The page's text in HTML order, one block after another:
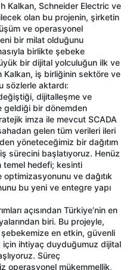
Kalkan, Schneider Electric ve
olan bu projenin, şirketin
ve operasyonel
bir milat olduğunu
birlikte şebeke
bir dijital yolculuğun ilk ve
Kalkan, iş birliğinin sektöre ve
sözlerle aktardı:
dijitalleşme ve
geldiği bir dönemden
imza ile mevcut SCADA
gelen tüm verileri ileri
yöneteceğimiz bir dağıtım
sürecini başlatıyoruz. Henüz
temel hedefi; kesinti
ve dağıtık
bu yeni ve entegre yapı
açısından Türkiye’nin en
biri. Bu projeyle,
şebekemize en etkin, güvenli
ihtiyaç duyduğumuz dijital
Süreç
operasyonel mükemmellik,